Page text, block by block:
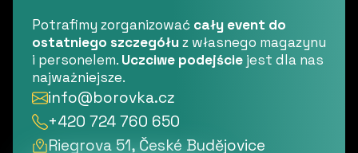
Potrafimy zorganizować cały event do
ostatniego szczegółuz własnego magazynu
i personelem. Uczciwe podejście jest dla nas
najważniejsze.
info@borovka.cz
+420 724 760 650
Riegrova 51, České Budějovice